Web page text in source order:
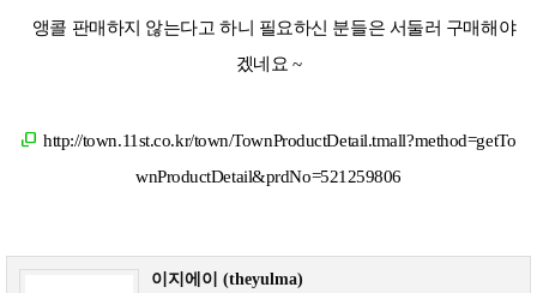
앵콜 판매하지 않는다고 하니 필요하신 분들은 서둘러 구매해야
겠네요 ~
http://town.11st.co.kr/town/TownProductDetail.tmall?method=getTo
wnProductDetail&prdNo=521259806
이지에이 (theyulma)